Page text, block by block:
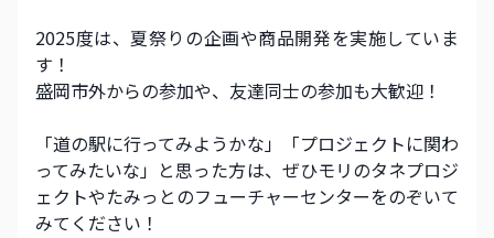
2025度は、夏祭りの企画や商品開発を実施していま
す！
盛岡市外からの参加や、友達同士の参加も大歓迎！
「道の駅に行ってみようかな」「プロジェクトに関わ
ってみたいな」と思った方は、ぜひモリのタネプロジ
ェクトやたみっとのフューチャーセンターをのぞいて
みてください！